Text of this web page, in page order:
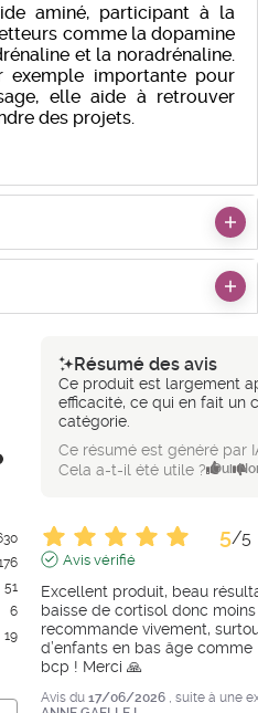
aminé, participant à la
comme la dopamine
et la noradrénaline.
exemple importante pour
elle aide à retrouver
des projets.
51
6
19
Résumé des avis
Ce produit est largement
efficacité, ce qui en fait un
catégorie.
Ce résumé est généré par
Cela a-t-il été utile ? Oui
5/5
Avis vérifié
Excellent produit, beau
baisse de cortisol donc
recommande vivement,
d’enfants en bas âge
bcp ! Merci 🙏
Avis du 17/06/2026
, suite à une